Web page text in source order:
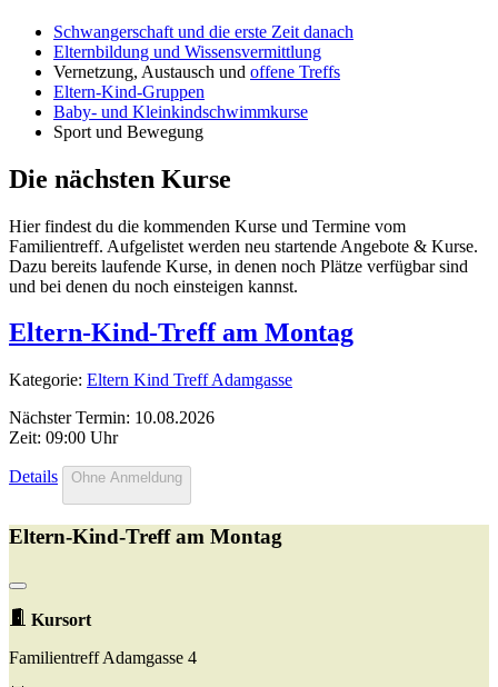
Schwangerschaft und die erste Zeit danach
Elternbildung und Wissensvermittlung
Vernetzung, Austausch und offene Treffs
Eltern-Kind-Gruppen
Baby- und Kleinkindschwimmkurse
Sport und Bewegung
Die nächsten Kurse
Hier findest du die kommenden Kurse und Termine vom
Familientreff. Aufgelistet werden neu startende Angebote & Kurse.
Dazu bereits laufende Kurse, in denen noch Plätze verfügbar sind
und bei denen du noch einsteigen kannst.
Eltern-Kind-Treff am Montag
Kategorie: Eltern Kind Treff Adamgasse
Nächster Termin: 10.08.2026
Zeit: 09:00 Uhr
Details Ohne Anmeldung
Eltern-Kind-Treff am Montag
Kursort
Familientreff Adamgasse 4